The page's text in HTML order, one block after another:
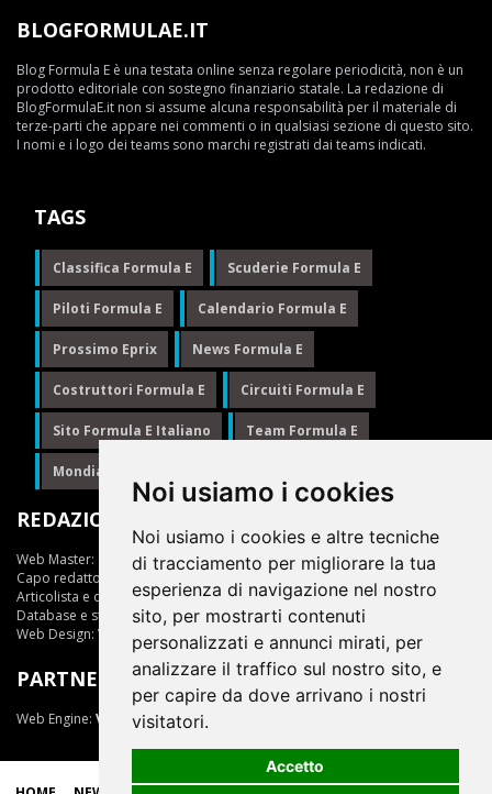
Noi usiamo i cookies
Noi usiamo i cookies e altre tecniche
di tracciamento per migliorare la tua
esperienza di navigazione nel nostro
sito, per mostrarti contenuti
personalizzati e annunci mirati, per
analizzare il traffico sul nostro sito, e
per capire da dove arrivano i nostri
visitatori.
Accetto
BLOGFORMULAE.IT
Blog Formula E è una testata online senza regolare periodicità, non è un
prodotto editoriale con sostegno finanziario statale. La redazione di
BlogFormulaE.it non si assume alcuna responsabilità per il materiale di
terze-parti che appare nei commenti o in qualsiasi sezione di questo sito.
I nomi e i logo dei teams sono marchi registrati dai teams indicati.
TAGS
Classifica Formula E Scuderie Formula E
Piloti Formula E Calendario Formula E
Prossimo Eprix News Formula E
Costruttori Formula E Circuiti Formula E
Sito Formula E Italiano Team Formula E
Mondiale Formula E
REDAZIONE
Web Master:
Ing.Daniele Muscarella
Capo redattore:
Articolista e opinionista:Giuseppe Cianci
Database e statistiche:Marcella Toschi
Web Design: Vittorio Arena
PARTNER
Web Engine: ViDa 3.0